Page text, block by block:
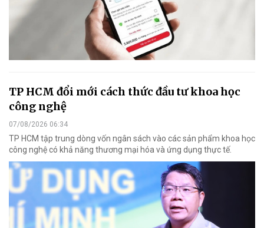
TP HCM đổi mới cách thức đầu tư khoa học
công nghệ
07/08/2026 06:34
TP HCM tập trung dòng vốn ngân sách vào các sản phẩm khoa học
công nghệ có khả năng thương mại hóa và ứng dụng thực tế.